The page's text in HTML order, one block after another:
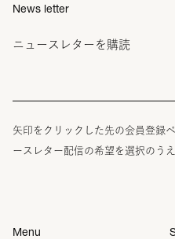
News letter
ニュースレターを購読
矢印をクリックした先の会員登録
ースレター配信の希望を選択のう
Menu